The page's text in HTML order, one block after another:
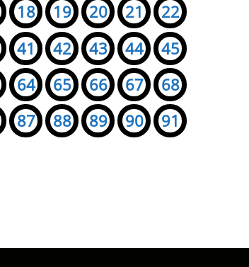
18 19 20 21
22
41 42 43 44
45
64 65 66 67
68
87 88 89 90
91